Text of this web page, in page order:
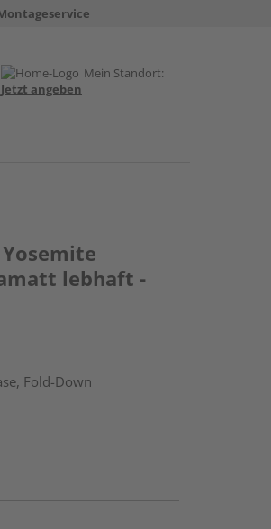
Mein Standort:
Jetzt angeben
lebhaft -
Fold-Down